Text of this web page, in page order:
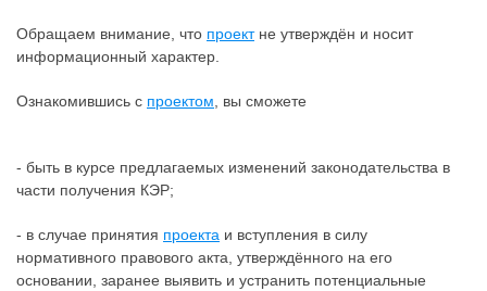
Обращаем внимание, что проектне утверждён и носит
информационный характер.
Ознакомившись с проектом , вы сможете
- быть в курсе предлагаемых изменений законодательства в
части получения КЭР;
- в случае принятия проекта и вступления в силу
нормативного правового акта, утверждённого на его
основании, заранее выявить и устранить потенциальные